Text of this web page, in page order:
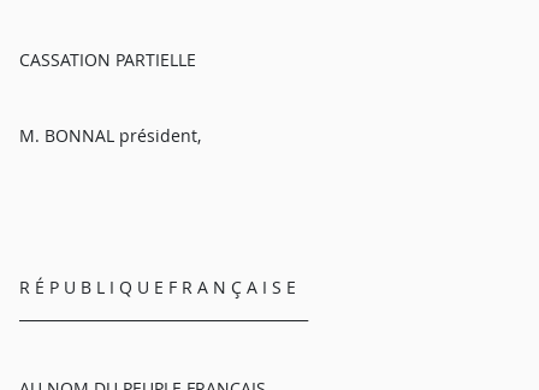
CASSATION PARTIELLE
M. BONNAL président,
R É P U B L I Q U E F R A N Ç A I S E